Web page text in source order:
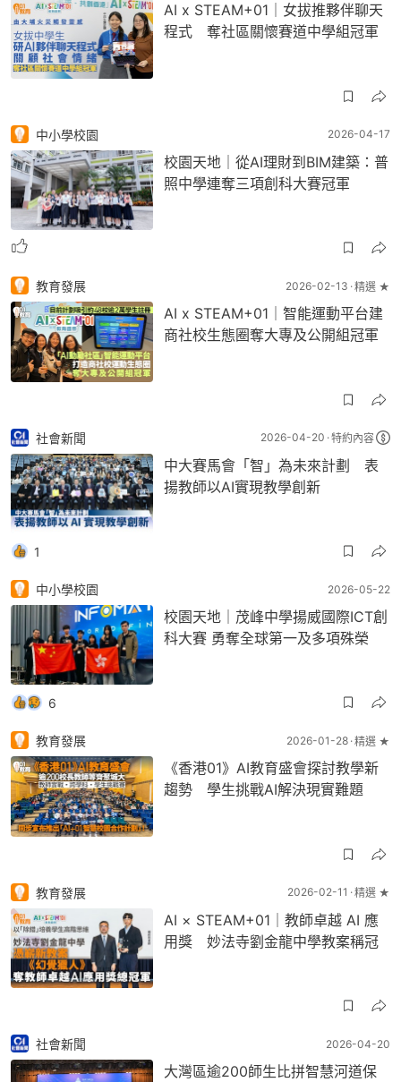
AI x STEAM+01｜女拔推夥伴聊天
程式 奪社區關懷賽道中學組冠軍
中小學校園 2026-04-17
校園天地｜從AI理財到BIM建築：普
照中學連奪三項創科大賽冠軍
教育發展 2026-02-13 精選 ★
AI x STEAM+01｜智能運動平台建
商社校生態圈奪大專及公開組冠軍
社會新聞 2026-04-20 特約內容
中大賽馬會「智」為未來計劃 表
揚教師以AI實現教學創新
1
中小學校園 2026-05-22
校園天地｜茂峰中學揚威國際ICT創
科大賽 勇奪全球第一及多項殊榮
6
教育發展 2026-01-28 精選 ★
《香港01》AI教育盛會探討教學新
趨勢 學生挑戰AI解決現實難題
教育發展 2026-02-11 精選 ★
AI × STEAM+01｜教師卓越 AI 應
用獎 妙法寺劉金龍中學教案稱冠
社會新聞 2026-04-20
大灣區逾200師生比拼智慧河道保